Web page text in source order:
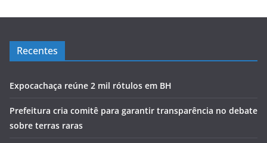
Recentes
Expocachaça reúne 2 mil rótulos em BH
Prefeitura cria comitê para garantir transparência no debate
sobre terras raras